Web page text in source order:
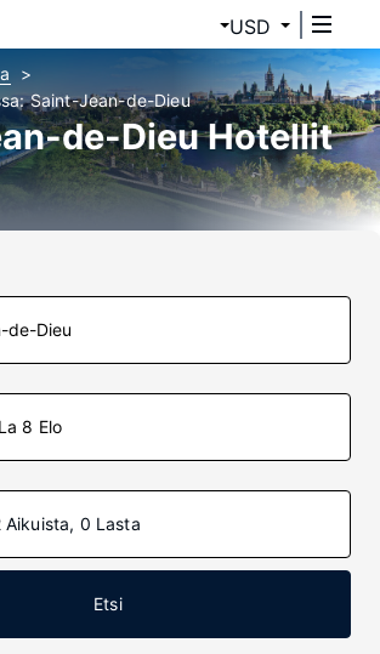
USD
Saint-Jean-de-Dieu
de-Dieu Hotellit
8 Elo
Aikuista, 0 Lasta
Etsi